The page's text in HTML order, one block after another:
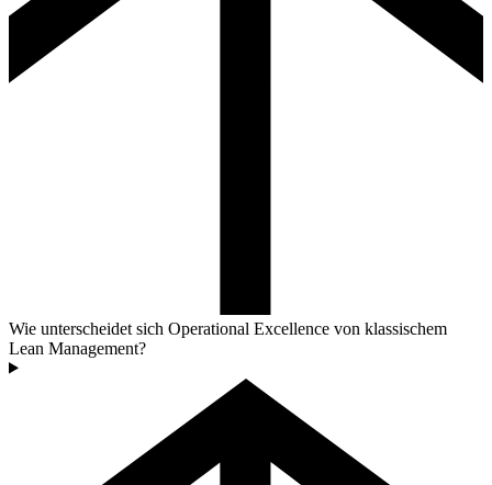
Wie unterscheidet sich Operational Excellence von klassischem
Lean Management?